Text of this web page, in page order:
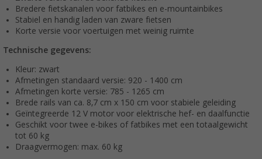
Bredere fietskanalen voor fatbikes en e-mountainbikes
Stabiel en handig laden van zware fietsen
Korte versie voor voertuigen met weinig ruimte
Technische gegevens:
Kleur: zwart
Afmetingen standaard versie: 920 - 1400 cm
Afmetingen korte versie: 785 - 1265 cm
Brede rails van ca. 8,7 cm x 150 cm voor stabiele geleiding
Geïntegreerde 12 V motor voor elektrische hef- en daalfunctie
Geschikt voor twee e-bikes of fatbikes met een totaalgewicht
tot 60 kg
Draagvermogen: max. 60 kg